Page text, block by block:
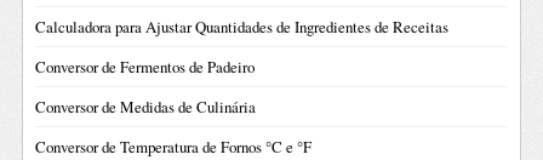
Calculadora para Ajustar Quantidades de Ingredientes de Receitas
Conversor de Fermentos de Padeiro
Conversor de Medidas de Culinária
Conversor de Temperatura de Fornos °C e °F